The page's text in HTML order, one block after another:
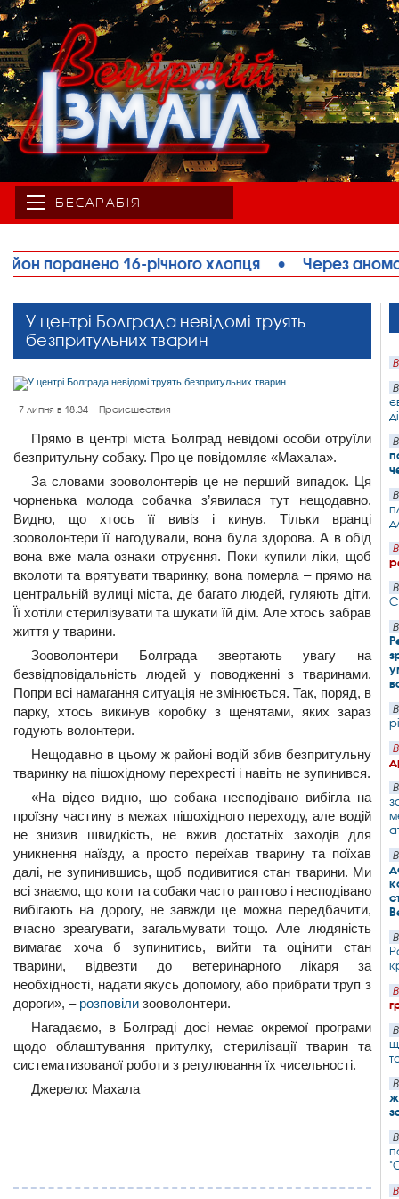
БЕСАРАБІЯ
• Через аномальну спеку на Одещині
У центрі Болграда невідомі труять
безпритульних тварин
7 липня в 18:34 Происшествия
Прямо в центрі міста Болград невідомі особи отруїли
безпритульну собаку. Про це повідомляє «Махала».
За словами зооволонтерів це не перший випадок. Ця
чорненька молода собачка з’явилася тут нещодавно.
Видно, що хтось її вивіз і кинув. Тільки вранці
зооволонтери її нагодували, вона була здорова. А в обід
вона вже мала ознаки отруєння. Поки купили ліки, щоб
вколоти та врятувати тваринку, вона померла – прямо на
центральній вулиці міста, де багато людей, гуляють діти.
Її хотіли стерилізувати та шукати їй дім. Але хтось забрав
життя у тварини.
Зооволонтери Болграда звертають увагу на
безвідповідальність людей у поводженні з тваринами.
Попри всі намагання ситуація не змінюється. Так, поряд, в
парку, хтось викинув коробку з щенятами, яких зараз
годують волонтери.
Нещодавно в цьому ж районі водій збив безпритульну
тваринку на пішохідному перехресті і навіть не зупинився.
«На відео видно, що собака несподівано вибігла на
проїзну частину в межах пішохідного переходу, але водій
не знизив швидкість, не вжив достатніх заходів для
уникнення наїзду, а просто переїхав тварину та поїхав
далі, не зупинившись, щоб подивитися стан тварини. Ми
всі знаємо, що коти та собаки часто раптово і несподівано
вибігають на дорогу, не завжди це можна передбачити,
вчасно зреагувати, загальмувати тощо. Але людяність
вимагає хоча б зупинитись, вийти та оцінити стан
тварини, відвезти до ветеринарного лікаря за
необхідності, надати якусь допомогу, або прибрати труп з
дороги», – розповіли зооволонтери.
Нагадаємо, в Болграді досі немає окремої програми
щодо облаштування притулку, стерилізації тварин та
систематизованої роботи з регулювання їх чисельності.
Джерело: Махала